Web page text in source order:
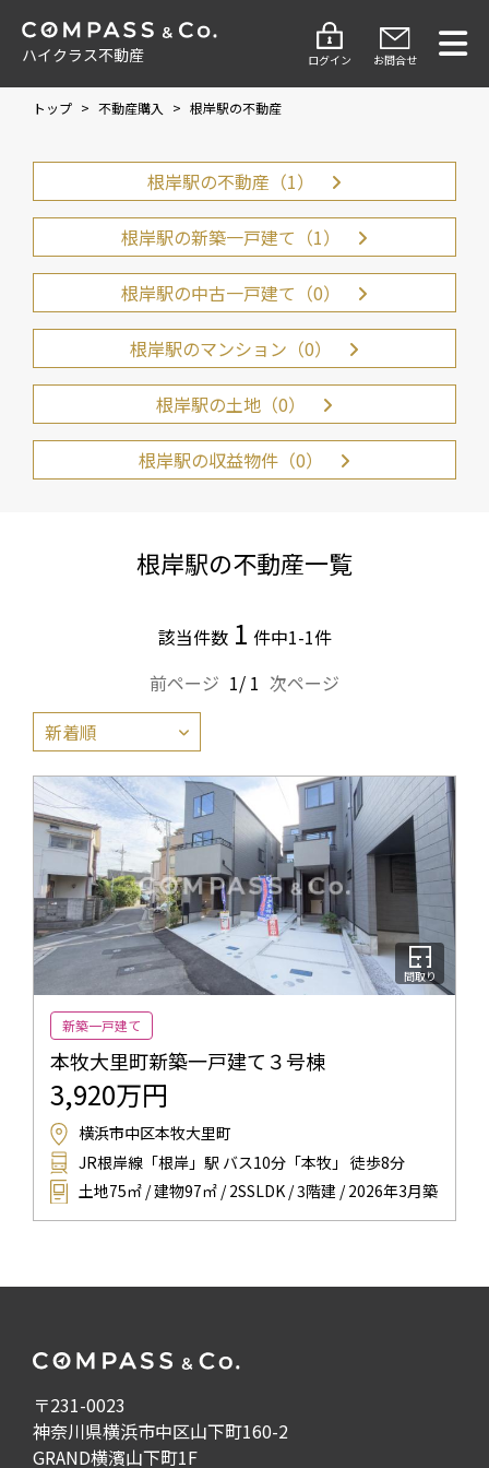
ハイクラス不動産 ログイン お問合せ
トップ > 不動産購入 > 根岸駅の不動産
根岸駅の不動産（1）
根岸駅の新築一戸建て（1）
根岸駅の中古一戸建て（0）
根岸駅のマンション（0）
根岸駅の土地（0）
根岸駅の収益物件（0）
根岸駅の不動産一覧
該当件数 1 件中1-1件
前ページ 1/ 1 次ページ
間取り
新築一戸建て
本牧大里町新築一戸建て３号棟
3,920万円
横浜市中区本牧大里町
JR根岸線「根岸」駅 バス10分「本牧」 徒歩8分
土地75㎡ / 建物97㎡ / 2SSLDK / 3階建 / 2026年3月築
〒231-0023
神奈川県横浜市中区山下町160-2
GRAND横濱山下町1F